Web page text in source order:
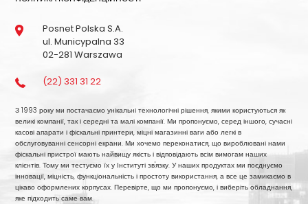
Posnet Polska S.A.
ul. Municypalna 33
02-281 Warszawa
(22) 331 31 22
З 1993 року ми постачаємо унікальні технологічні рішення, якими користуються як
великі компанії, так і середні та малі компанії. Ми пропонуємо, серед іншого, сучасні
касові апарати і фіскальні принтери, міцні магазинні ваги або легкі в
обслуговуванні сенсорні екрани. Ми хочемо переконатися, що вироблювані нами
фіскальні пристрої мають найвищу якість і відповідають всім вимогам наших
клієнтів. Тому ми тестуємо їх у Інституті зв'язку. У наших продуктах ми поєднуємо
інновації, міцність, функціональність і простоту використання, а все це замикаємо в
цікаво оформлених корпусах. Перевірте, що ми пропонуємо, і виберіть обладнання,
яке підходить саме вам.